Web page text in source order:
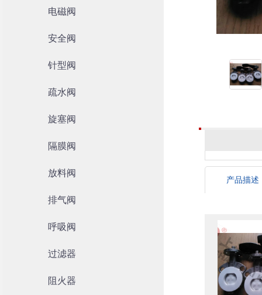
电磁阀
安全阀
针型阀
疏水阀
旋塞阀
隔膜阀
放料阀
排气阀
呼吸阀
过滤器
阻火器
产品描述